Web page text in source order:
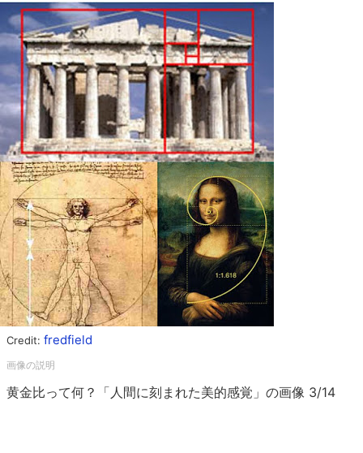
Credit: fredfield
黄金比って何？「人間に刻まれた美的感覚」の画像 3/14